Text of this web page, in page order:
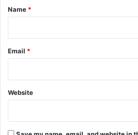
*
Name *
Email *
Website